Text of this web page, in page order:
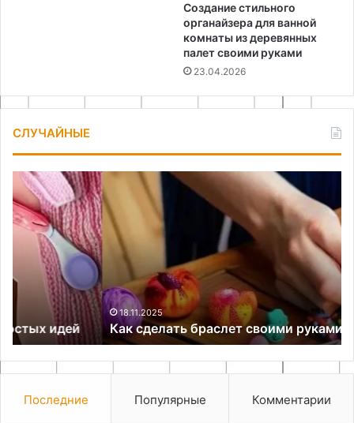
Создание стильного
органайзера для ванной
комнаты из деревянных
палет своими руками
23.04.2026
СЛУЧАЙНЫЕ
Как
сделать
браслет
своими
руками
18.11.2025
Как сделать браслет своими руками
и
Последние Популярные Комментарии